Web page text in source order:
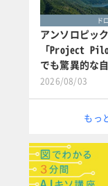
ド
アンソロピッ
「Project
でも驚異的な
2026/08/03
もっ